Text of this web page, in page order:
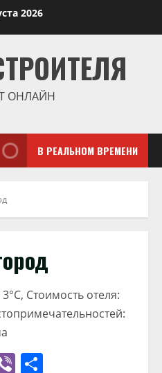
2026
ОНЛАЙН
В РЕАЛЬНОМ ВРЕМЕНИ
Стоимость отеля:
Viber